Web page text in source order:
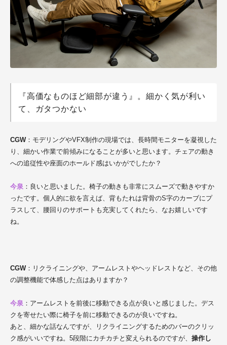
『高価なものほど細部が違う』。細かく気が利い
て、ガタつかない
CGW：モデリングやVFX制作の現場では、長時間モニターを凝視した
り、細かい作業で前傾みになることが多いと思います。チェアの動き
への追従性や座面のホールド感はいかがでしたか？
今泉 ：良いと思いました。椅子の動きも非常にスムーズで動きやすか
ったです。個人的に欲を言えば、背もたれは背骨のS字のカーブにプ
ラスして、腰回りのサポートも充実してくれたら、なお嬉しいです
ね。
CGW：リクライニングや、アームレストやヘッドレストなど、その他
の調整機能で体感した点はありますか？
今泉 ：アームレストを前後に移動できる点が良いと感じました。デス
クを寄せたい際に椅子を前に移動できるのが良いですね。
あと、細かな話なんですが、リクライニングするためのバーのクリッ
ク感がいいですね。5段階にカチカチと変えられるのですが、 操作し